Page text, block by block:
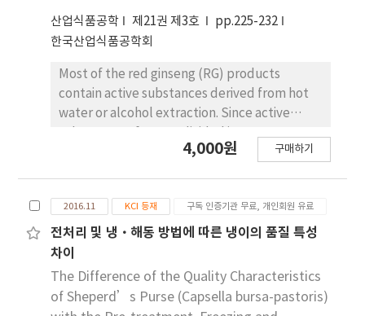
산업식품공학 제21권 제3호
pp.225-232
한국산업식품공학회
Most of the red ginseng (RG) products
contain active substances derived from hot
water or alcohol extraction. Since active
types: water-soluble and liposoluble, water
and components of the active substances. To
overcome the limit, whole red ginseng
powder can be used and consumed by
consumers. In this study, the
physicochemical properties and extractable
active substance contents of variable-sized
4,000원 구매하기
2016.11 KCI 등재 구독 인증기관 무료, 개인회원 유료
전처리 및 냉·해동 방법에 따른 냉이의 품질 특성
차이
The Difference of the Quality Characteristics
of Sheperd’s Purse (Capsella bursa-pastoris)